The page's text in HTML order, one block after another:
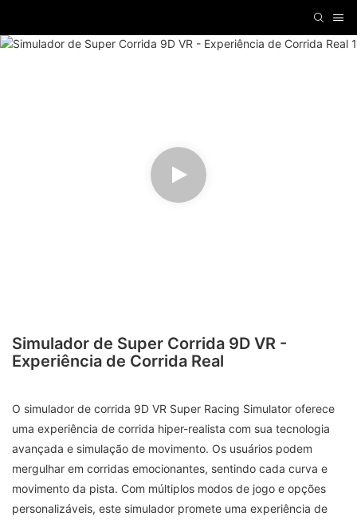
Simulador de Super Corrida 9D VR -
Experiência de Corrida Real
O simulador de corrida 9D VR Super Racing Simulator oferece
uma experiência de corrida hiper-realista com sua tecnologia
avançada e simulação de movimento. Os usuários podem
mergulhar em corridas emocionantes, sentindo cada curva e
movimento da pista. Com múltiplos modos de jogo e opções
personalizáveis, este simulador promete uma experiência de